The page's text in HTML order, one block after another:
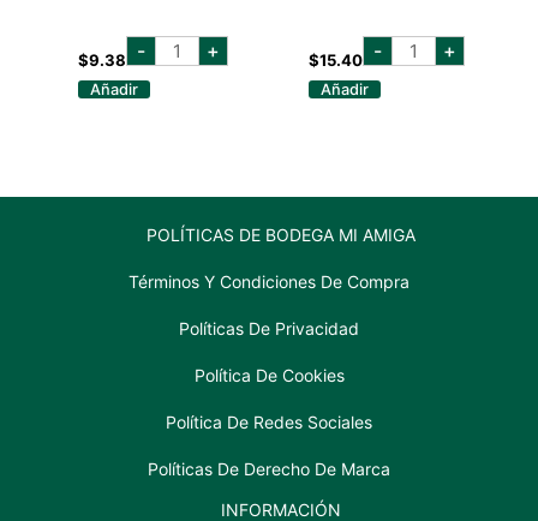
$9.38 - colonias
las +
Añadir
$15.40 - salentein
reserva+
Añadir
POLÍTICAS DE BODEGA MI AMIGA
Términos Y Condiciones De Compra
Políticas De Privacidad
Política De Cookies
Política De Redes Sociales
Políticas De Derecho De Marca
INFORMACIÓN